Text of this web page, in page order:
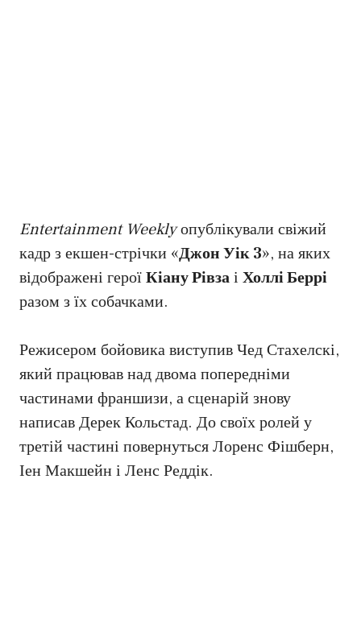
Entertainment Weeklyопублікували свіжий
кадр з екшен-стрічки «Джон Уік 3», на яких
відображені героїКіану Рівзаі Холлі Беррі
разом з їх собачками.
Режисером бойовика виступив Чед Стахелскі,
який працював над двома попередніми
частинами франшизи, а сценарій знову
написав Дерек Кольстад. До своїх ролей у
третій частині повернуться Лоренс Фішберн,
Іен Макшейн і Ленс Реддік.